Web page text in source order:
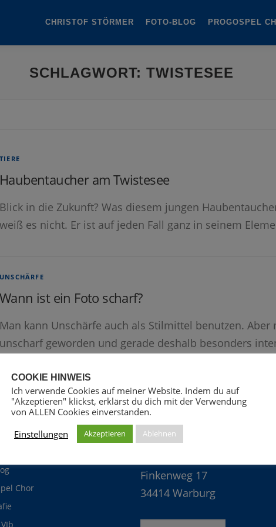
CHRISTOF STÖRMER FOTO-BLOG PROGOSPEL
SCHLAGWORT: TWISTESEE
TIERE
Haubentaucher am Twistesee
Blick in die Zukunft? Was diesem jungen
weiß es nicht. Er ist auf jeden Fall ganz in seinem
UNSCHÄRFE
Wann ist ein Foto scharf?
Man kann Unschärfe auch als Stilmittel benutzen.
unscharf geworden und gerade deshalb besonders
Störmer
Chor
Finkenweg 17
34414 Warburg
COOKIE HINWEIS
Ich verwende Cookies auf meiner Website. Indem du auf
"Akzeptieren" klickst, erklärst du dich mit der Verwendung
von ALLEN Cookies einverstanden.
Einstellungen
Akzeptieren Ablehnen